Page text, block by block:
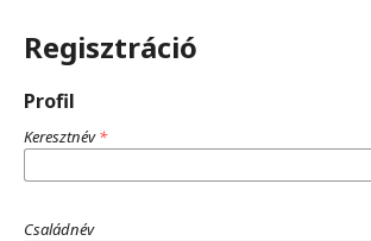
Regisztráció
Profil
Keresztnév*
Családnév